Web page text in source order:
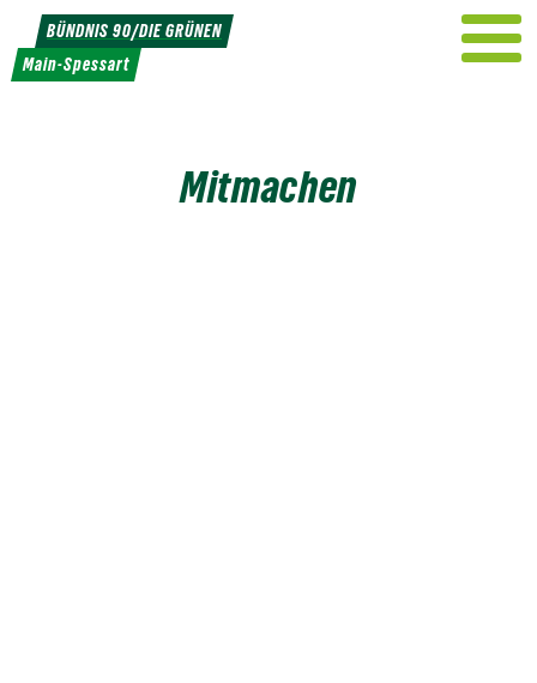
Weiter
zum
Inhalt
BÜNDNIS 90/DIE GRÜNEN
Main-Spessart
Mitmachen